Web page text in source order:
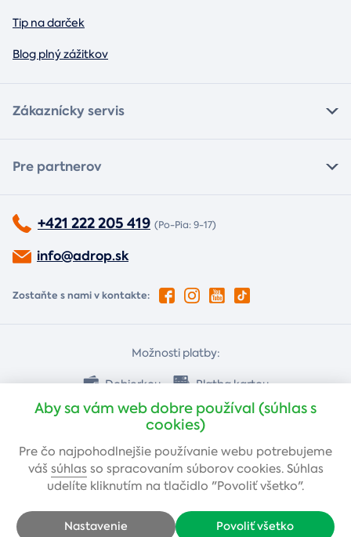
Tip na darček
Blog plný zážitkov
Zákaznícky servis
Pre partnerov
+421 222 205 419 (Po-Pia: 9-17)
info@adrop.sk
Zostaňte s nami v kontakte:
Možnosti platby:
Dobierkou Platba kartou
Bankovým prevodom
Copyright © 2005-2026 Adrop s.r.o. - Všetky práva vyhradené
Aby sa vám web dobre používal (súhlas s
cookies)
Pre čo najpohodlnejšie používanie webu potrebujeme
váš súhlas so spracovaním súborov cookies. Súhlas
udelíte kliknutím na tlačidlo "Povoliť všetko".
Povoliť všetko
Nastavenie